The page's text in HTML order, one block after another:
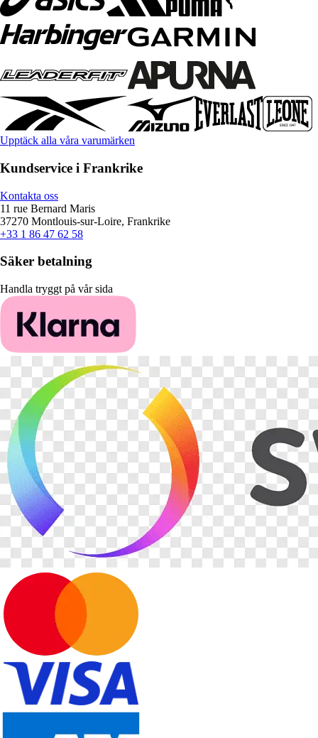
Upptäck alla våra varumärken
Kundservice i Frankrike
Kontakta oss
11 rue Bernard Maris
37270 Montlouis-sur-Loire, Frankrike
+33 1 86 47 62 58
Säker betalning
Handla tryggt på vår sida